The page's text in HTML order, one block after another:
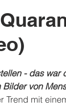
- das
Bilder von
Trend mit